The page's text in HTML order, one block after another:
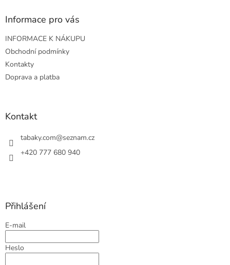
Informace pro vás
INFORMACE K NÁKUPU
Obchodní podmínky
Kontakty
Doprava a platba
Kontakt
tabaky.com@seznam.cz
+420 777 680 940
Přihlášení
E-mail
Heslo